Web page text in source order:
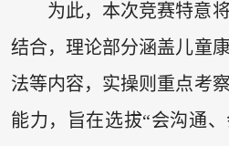
为此，本次竞赛特意
结合，理论部分涵盖儿童
法等内容，实操则重点考
能力，旨在选拔“会沟通